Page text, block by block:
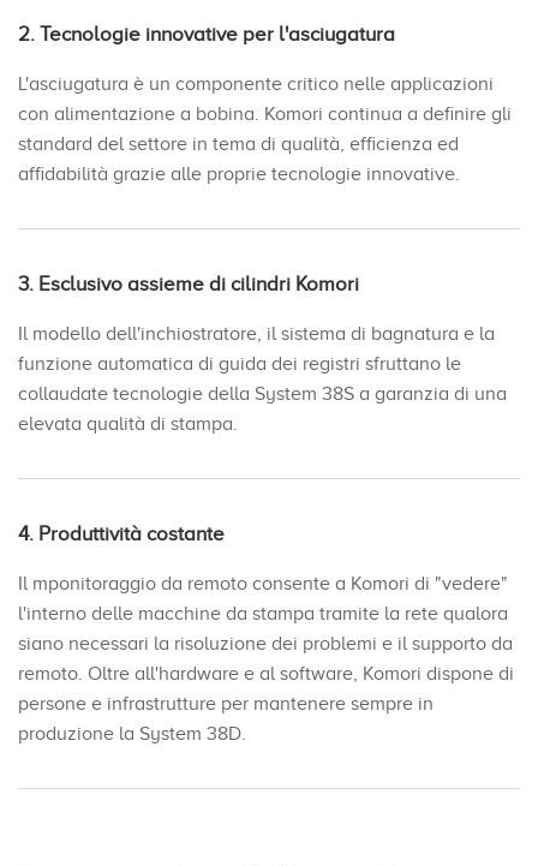
2. Tecnologie innovative per l'asciugatura
L'asciugatura è un componente critico nelle applicazioni
con alimentazione a bobina. Komori continua a definire gli
standard del settore in tema di qualità, efficienza ed
affidabilità grazie alle proprie tecnologie innovative.
3. Esclusivo assieme di cilindri Komori
Il modello dell'inchiostratore, il sistema di bagnatura e la
funzione automatica di guida dei registri sfruttano le
collaudate tecnologie della System 38S a garanzia di una
elevata qualità di stampa.
4. Produttività costante
Il mponitoraggio da remoto consente a Komori di "vedere"
l'interno delle macchine da stampa tramite la rete qualora
siano necessari la risoluzione dei problemi e il supporto da
remoto. Oltre all'hardware e al software, Komori dispone di
persone e infrastrutture per mantenere sempre in
produzione la System 38D.